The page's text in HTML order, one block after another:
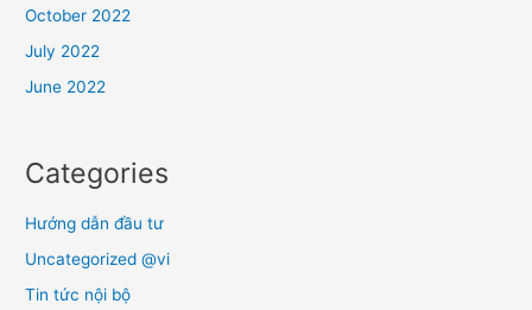
October 2022
July 2022
June 2022
Categories
Hướng dẫn đầu tư
Uncategorized @vi
Tin tức nội bộ